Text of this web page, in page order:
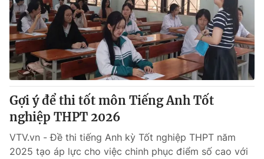
Gợi ý để thi tốt môn Tiếng Anh Tốt
nghiệp THPT 2026
VTV.vn - Đề thi tiếng Anh kỳ Tốt nghiệp THPT năm
2025 tạo áp lực cho việc chinh phục điểm số cao với